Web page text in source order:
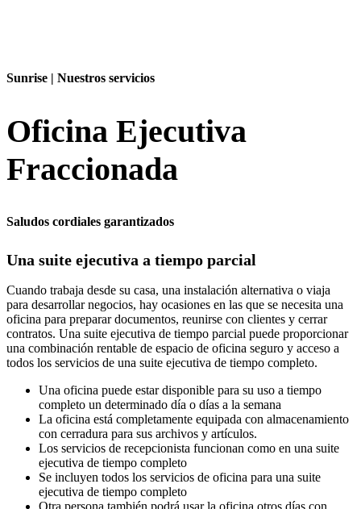
Sunrise | Nuestros servicios
Oficina Ejecutiva
Fraccionada
Saludos cordiales garantizados
Una suite ejecutiva a tiempo parcial
Cuando trabaja desde su casa, una instalación alternativa o viaja
para desarrollar negocios, hay ocasiones en las que se necesita una
oficina para preparar documentos, reunirse con clientes y cerrar
contratos. Una suite ejecutiva de tiempo parcial puede proporcionar
una combinación rentable de espacio de oficina seguro y acceso a
todos los servicios de una suite ejecutiva de tiempo completo.
Una oficina puede estar disponible para su uso a tiempo
completo un determinado día o días a la semana
La oficina está completamente equipada con almacenamiento
con cerradura para sus archivos y artículos.
Los servicios de recepcionista funcionan como en una suite
ejecutiva de tiempo completo
Se incluyen todos los servicios de oficina para una suite
ejecutiva de tiempo completo
Otra persona también podrá usar la oficina otros días con